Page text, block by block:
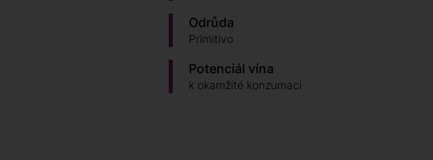
Odrůda
Primitivo
Potenciál vína
k okamžité konzumaci